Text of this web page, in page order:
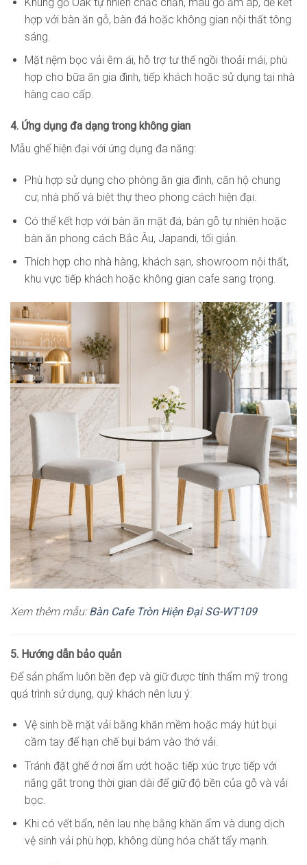
hợp với bàn ăn gỗ, bàn đá hoặc không gian nội thất tông
sáng.
Mặt nệm bọc vải êm ái, hỗ trợ tư thế ngồi thoải mái, phù
hợp cho bữa ăn gia đình, tiếp khách hoặc sử dụng tại nhà
hàng cao cấp.
4. Ứng dụng đa dạng trong không gian
Mẫu ghế hiện đại với ứng dụng đa năng:
Phù hợp sử dụng cho phòng ăn gia đình, căn hộ chung
cư, nhà phố và biệt thự theo phong cách hiện đại.
Có thể kết hợp với bàn ăn mặt đá, bàn gỗ tự nhiên hoặc
bàn ăn phong cách Bắc Âu, Japandi, tối giản.
Thích hợp cho nhà hàng, khách sạn, showroom nội thất,
khu vực tiếp khách hoặc không gian cafe sang trọng.
Xem thêm mẫu: Bàn Cafe Tròn Hiện Đại SG-WT109
5. Hướng dẫn bảo quản
Để sản phẩm luôn bền đẹp và giữ được tính thẩm mỹ trong
quá trình sử dụng, quý khách nên lưu ý:
Vệ sinh bề mặt vải bằng khăn mềm hoặc máy hút bụi
cầm tay để hạn chế bụi bám vào thớ vải.
Tránh đặt ghế ở nơi ẩm ướt hoặc tiếp xúc trực tiếp với
nắng gắt trong thời gian dài để giữ độ bền của gỗ và vải
bọc.
Khi có vết bẩn, nên lau nhẹ bằng khăn ẩm và dung dịch
vệ sinh vải phù hợp, không dùng hóa chất tẩy mạnh.